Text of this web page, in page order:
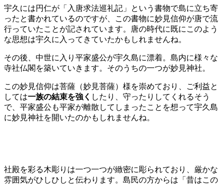
宇久には円仁が「入唐求法巡礼記」という書物で島に立ち寄
ったと書かれているのですが、この書物に妙見信仰が唐で流
行っていたことが記されています。唐の時代に既にこのよう
な思想は宇久に入ってきていたかもしれませんね。
その後、中世に入り平家盛公が宇久島に漂着。島内に様々な
寺社仏閣を築いていきます。そのうちの一つが妙見神社。
この妙見信仰は菩薩（妙見菩薩）様を崇めており、ご利益と
しては一族の結束を強く したり、守ったりしてくれるそう
で、平家盛公も平家が離散してしまったことを想って宇久島
に妙見神社を開いたのかもしれませんね。
社殿を彩る木彫りは一つ一つが緻密に彫られており、厳かな
雰囲気がひしひしと伝わります。島民の方からは「昔はこの